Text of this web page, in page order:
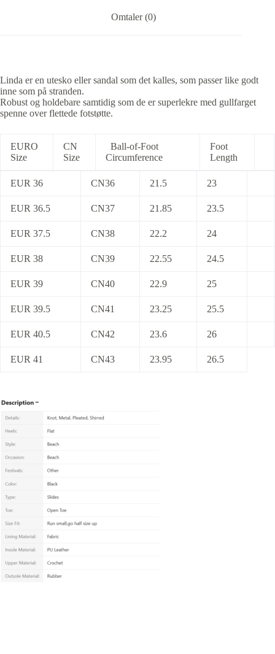
Omtaler (0)
Linda er en utesko eller sandal som det kalles, som passer like godt
inne som på stranden.
Robust og holdebare samtidig som de er superlekre med gullfarget
spenne over flettede fotstøtte.
EURO
Size
CN
Size
Ball-of-Foot
Circumference
Foot
Length
EUR 36 CN36 21.5 23
EUR 36.5 CN37 21.85 23.5
EUR 37.5 CN38 22.2 24
EUR 38 CN39 22.55 24.5
EUR 39 CN40 22.9 25
EUR 39.5 CN41 23.25 25.5
EUR 40.5 CN42 23.6 26
EUR 41 CN43 23.95 26.5